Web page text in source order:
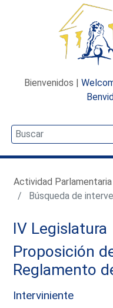
Bienvenidos |
Actividad Parlamentaria
Búsqueda de
IV Legislatura
Proposición
Reglamento
Interviniente